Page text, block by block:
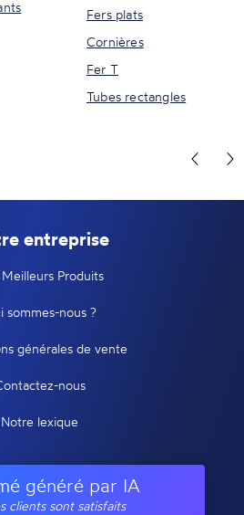
Fers plats
Cornières
Fer T
Tubes rectangles
entreprise
Meilleurs Produits
sommes-nous ?
générales de vente
nous
Notre lexique
généré par IA
clients sont satisfaits